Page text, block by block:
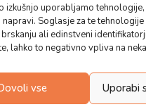
izkušnjo uporabljamo
Soglasje za te
ali edinstveni
lahko to negativno vpliva na
vse Uporabi
ZAČASNI OBJEKT – VIKEND
MOŽNO